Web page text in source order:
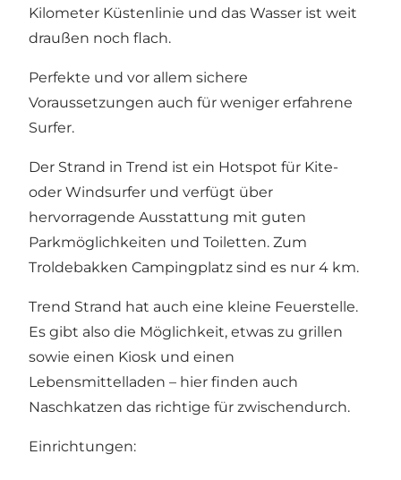
Kilometer Küstenlinie und das Wasser ist weit
draußen noch flach.
Perfekte und vor allem sichere
Voraussetzungen auch für weniger erfahrene
Surfer.
Der Strand in Trend ist ein Hotspot für Kite-
oder Windsurfer und verfügt über
hervorragende Ausstattung mit guten
Parkmöglichkeiten und Toiletten. Zum
Troldebakken Campingplatz sind es nur 4 km.
Trend Strand hat auch eine kleine Feuerstelle.
Es gibt also die Möglichkeit, etwas zu grillen
sowie einen Kiosk und einen
Lebensmittelladen – hier finden auch
Naschkatzen das richtige für zwischendurch.
Einrichtungen: